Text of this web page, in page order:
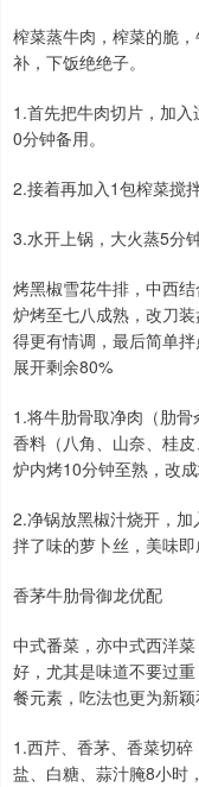
榨菜蒸牛肉，榨菜的脆
补，下饭绝绝子。
1.首先把牛肉切片，加
0分钟备用。
2.接着再加入1包榨菜搅
3.水开上锅，大火蒸5分
烤黑椒雪花牛排，中西
炉烤至七八成熟，改刀
得更有情调，最后简单
展开剩余80%
1.将牛肋骨取净肉（肋
香料（八角、山奈、桂
炉内烤10分钟至熟，改成
2.净锅放黑椒汁烧开，
拌了味的萝卜丝，美味即
香茅牛肋骨御龙优配
中式番菜，亦中式西洋
好，尤其是味道不要过
餐元素，吃法也更为新颖
1.西芹、香茅、香菜切
盐、白糖、蒜汁腌8小时